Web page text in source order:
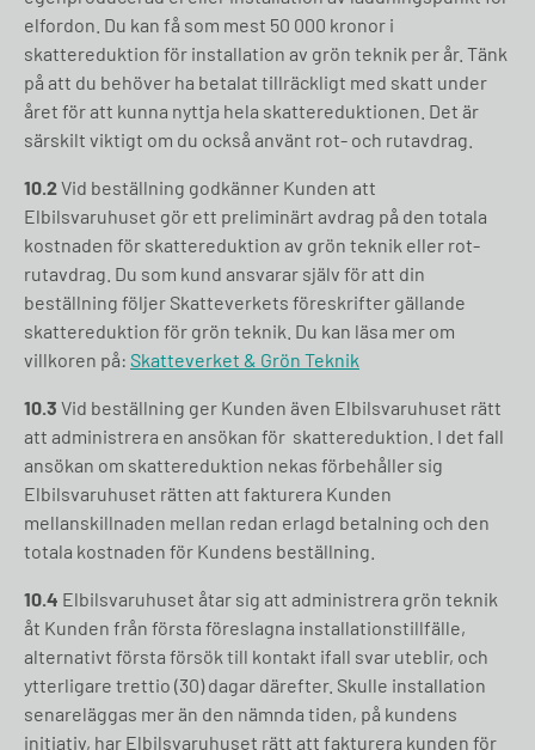
elfordon. Du kan få som mest 50 000 kronor i
skattereduktion för installation av grön teknik per år. Tänk
på att du behöver ha betalat tillräckligt med skatt under
året för att kunna nyttja hela skattereduktionen. Det är
särskilt viktigt om du också använt rot- och rutavdrag.
10.2Vid beställning godkänner Kunden att
Elbilsvaruhuset gör ett preliminärt avdrag på den totala
kostnaden för skattereduktion av grön teknik eller rot-
rutavdrag. Du som kund ansvarar själv för att din
beställning följer Skatteverkets föreskrifter gällande
skattereduktion för grön teknik. Du kan läsa mer om
villkoren på: Skatteverket & Grön Teknik
10.3 Vid beställning ger Kunden även Elbilsvaruhuset rätt
att administrera en ansökan för skattereduktion. I det fall
ansökan om skattereduktion nekas förbehåller sig
Elbilsvaruhuset rätten att fakturera Kunden
mellanskillnaden mellan redan erlagd betalning och den
totala kostnaden för Kundens beställning.
10.4 Elbilsvaruhuset åtar sig att administrera grön teknik
åt Kunden från första föreslagna installationstillfälle,
alternativt första försök till kontakt ifall svar uteblir, och
ytterligare trettio (30) dagar därefter. Skulle installation
senareläggas mer än den nämnda tiden, på kundens
initiativ, har Elbilsvaruhuset rätt att fakturera kunden för